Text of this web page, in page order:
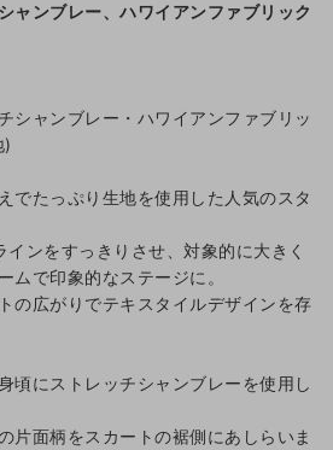
ャンブレー、ハワイアンファブリック
シャンブレー・ハワイアンファブリッ
)
でたっぷり生地を使用した人気のスタ
ンをすっきりさせ、対象的に大きく
ムで印象的なステージに。
の広がりでテキスタイルデザインを存
頃にストレッチシャンブレーを使用し
片面柄をスカートの裾側にあしらいま